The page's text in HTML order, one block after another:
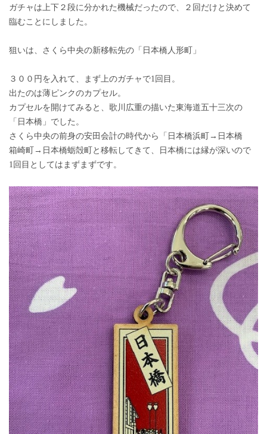
ガチャは上下２段に分かれた機械だったので、２回だけと決めて
臨むことにしました。
狙いは、さくら中央の新移転先の「日本橋人形町」
３００円を入れて、まず上のガチャで1回目。
出たのは薄ピンクのカプセル。
カプセルを開けてみると、歌川広重の描いた東海道五十三次の
「日本橋」でした。
さくら中央の前身の安田会計の時代から「日本橋浜町→日本橋
箱崎町→日本橋蛎殻町と移転してきて、日本橋には縁が深いので
1回目としてはまずまずです。